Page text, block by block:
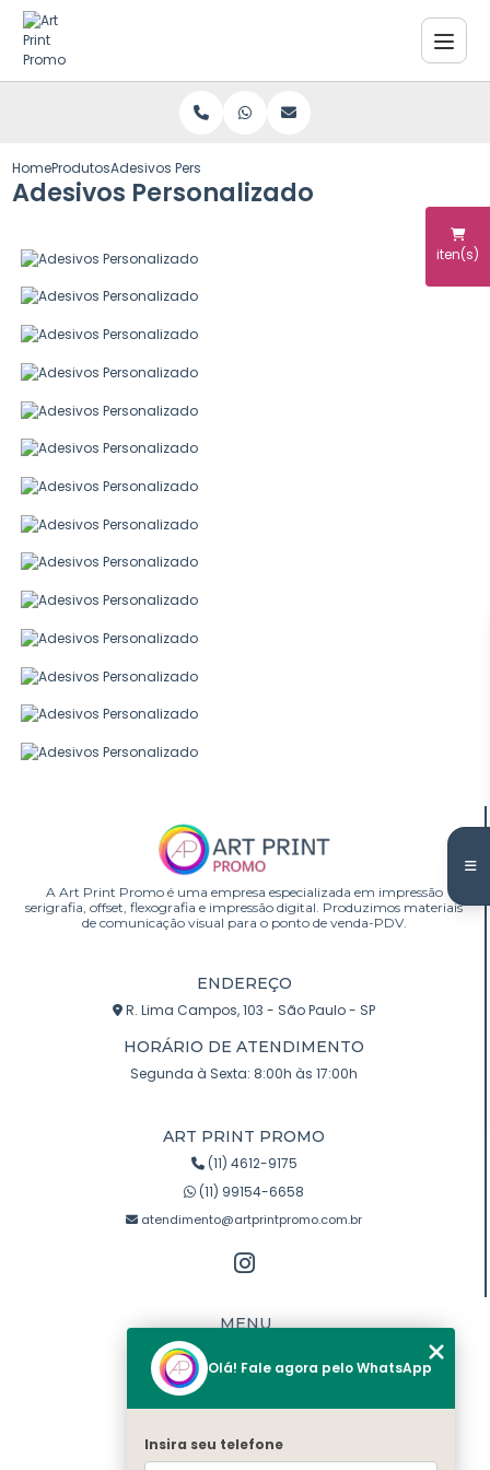
iten(s)
HomeProdutosAdesivos Personalizado
Adesivos Personalizado
A Art Print Promo é uma empresa especializada em impressão
serigrafia, offset, flexografia e impressão digital. Produzimos materiais
de comunicação visual para o ponto de venda-PDV.
ENDEREÇO
R. Lima Campos, 103 - São Paulo - SP
HORÁRIO DE ATENDIMENTO
Segunda à Sexta: 8:00h às 17:00h
ART PRINT PROMO
(11) 4612-9175
(11) 99154-6658
atendimento@artprintpromo.com.br
MENU
Quem somos
Contato
Olá! Fale agora pelo WhatsApp
Insira seu telefone